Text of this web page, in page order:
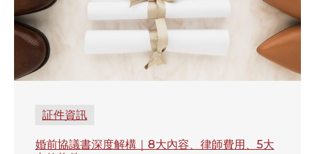
証件資訊
婚前協議書深度解構｜8大內容、律師費用、5大